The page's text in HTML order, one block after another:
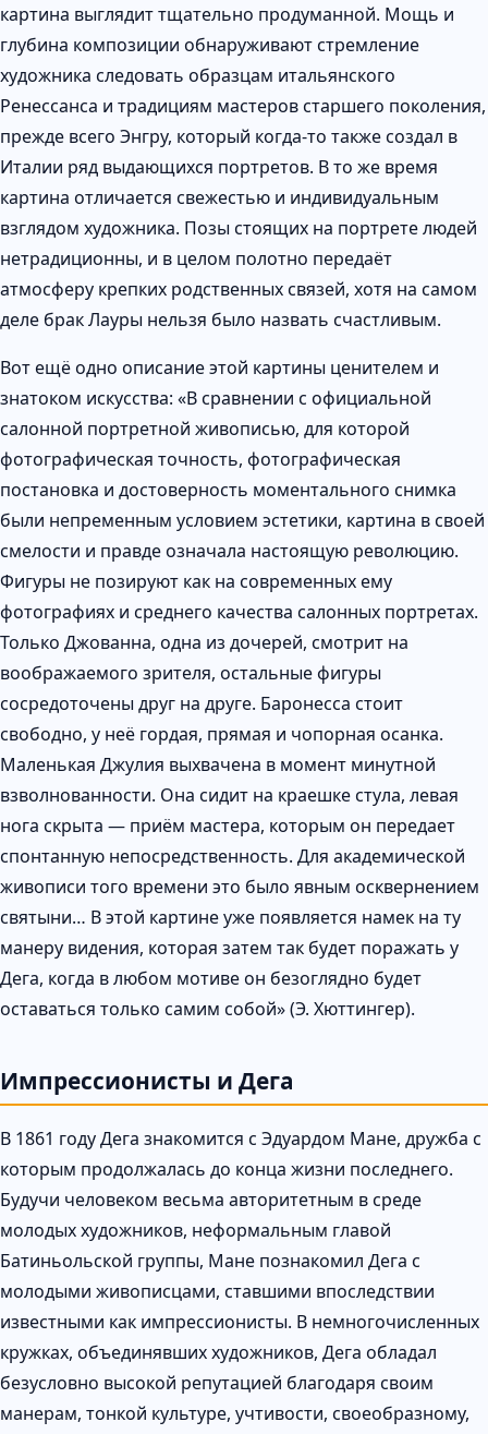
картина выглядит тщательно продуманной. Мощь и
глубина композиции обнаруживают стремление
художника следовать образцам итальянского
Ренессанса и традициям мастеров старшего поколения,
прежде всего Энгру, который когда-то также создал в
Италии ряд выдающихся портретов. В то же время
картина отличается свежестью и индивидуальным
взглядом художника. Позы стоящих на портрете людей
нетрадиционны, и в целом полотно передаёт
атмосферу крепких родственных связей, хотя на самом
деле брак Лауры нельзя было назвать счастливым.
Вот ещё одно описание этой картины ценителем и
знатоком искусства: «В сравнении с официальной
салонной портретной живописью, для которой
фотографическая точность, фотографическая
постановка и достоверность моментального снимка
были непременным условием эстетики, картина в своей
смелости и правде означала настоящую революцию.
Фигуры не позируют как на современных ему
фотографиях и среднего качества салонных портретах.
Только Джованна, одна из дочерей, смотрит на
воображаемого зрителя, остальные фигуры
сосредоточены друг на друге. Баронесса стоит
свободно, у неё гордая, прямая и чопорная осанка.
Маленькая Джулия выхвачена в момент минутной
взволнованности. Она сидит на краешке стула, левая
нога скрыта — приём мастера, которым он передает
спонтанную непосредственность. Для академической
живописи того времени это было явным осквернением
святыни… В этой картине уже появляется намек на ту
манеру видения, которая затем так будет поражать у
Дега, когда в любом мотиве он безоглядно будет
оставаться только самим собой» (Э. Хюттингер).
Импрессионисты и Дега
В 1861 году Дега знакомится с Эдуардом Мане, дружба с
которым продолжалась до конца жизни последнего.
Будучи человеком весьма авторитетным в среде
молодых художников, неформальным главой
Батиньольской группы, Мане познакомил Дега с
молодыми живописцами, ставшими впоследствии
известными как импрессионисты. В немногочисленных
кружках, объединявших художников, Дега обладал
безусловно высокой репутацией благодаря своим
манерам, тонкой культуре, учтивости, своеобразному,